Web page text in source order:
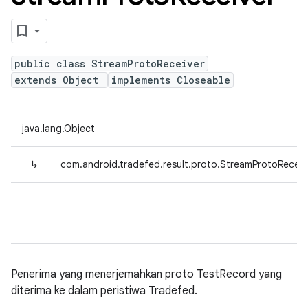
public class StreamProtoReceiver
extends Object
implements Closeable
java.lang.Object
↳
Penerima yang menerjemahkan proto TestRecord yang
diterima ke dalam peristiwa Tradefed.